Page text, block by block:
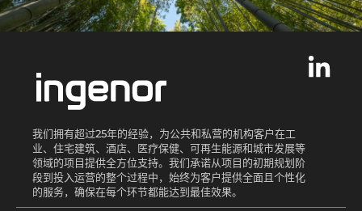
我们拥有超过25年的经验，为公共和私营的机构客户在工
业、住宅建筑、酒店、医疗保健、可再生能源和城市发展等
领域的项目提供全方位支持。我们承诺从项目的初期规划阶
段到投入运营的整个过程中，始终为客户提供全面且个性化
的服务，确保在每个环节都能达到最佳效果。